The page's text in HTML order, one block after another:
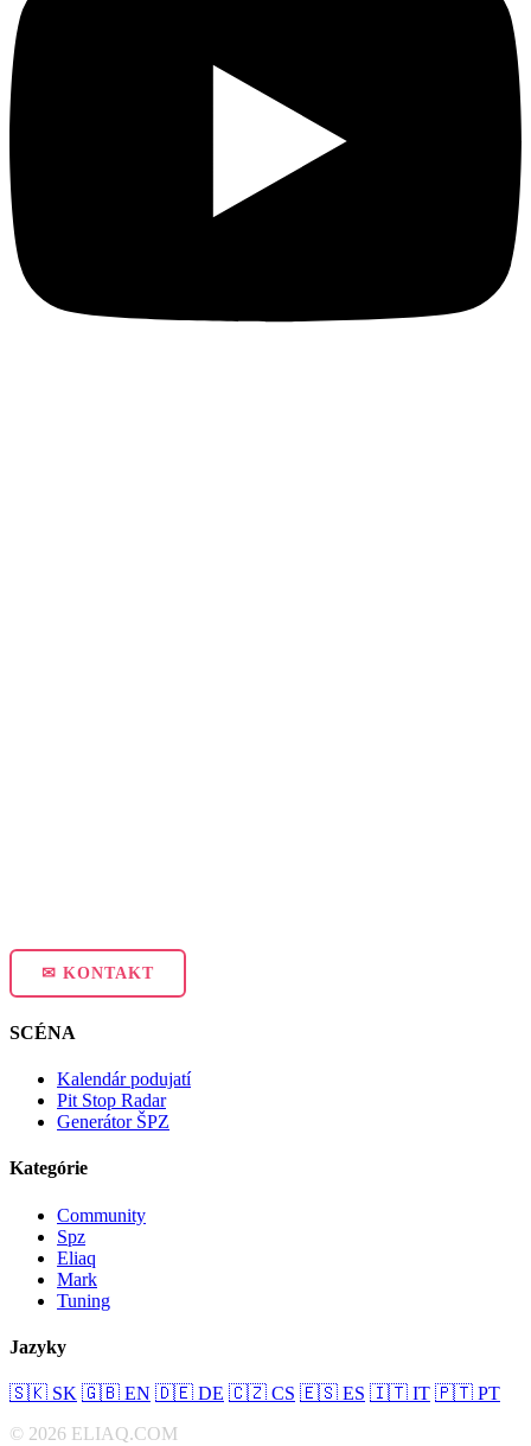
✉ KONTAKT
SCÉNA
Kalendár podujatí
Pit Stop Radar
Generátor ŠPZ
Kategórie
Community
Spz
Eliaq
Mark
Tuning
Jazyky
🇸🇰 SK 🇬🇧 EN 🇩🇪 DE 🇨🇿 CS 🇪🇸 ES 🇮🇹 IT 🇵🇹 PT
© 2026 ELIAQ.COM